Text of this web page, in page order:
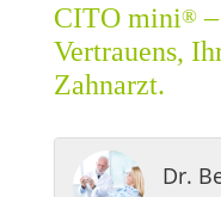
CITO mini®
Vertrauens,
Zahnarzt.
Dr.